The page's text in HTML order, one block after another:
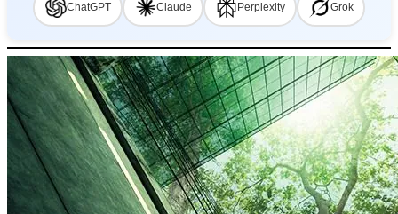
ChatGPT Claude Perplexity Grok